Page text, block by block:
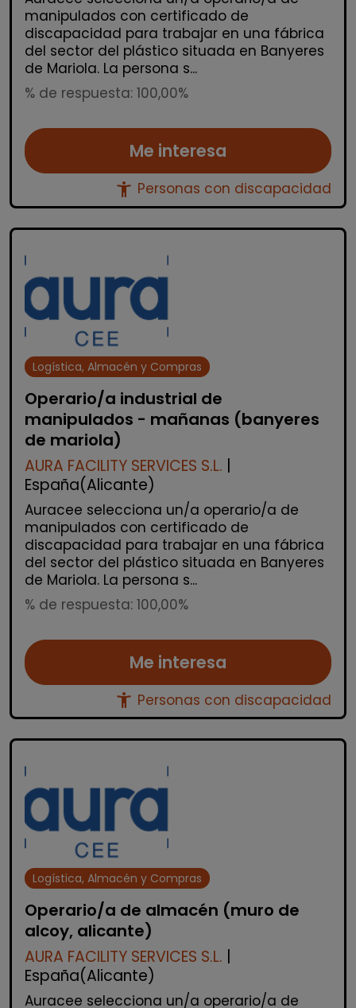
manipulados con certificado de
discapacidad para trabajar en una fábrica
del sector del plástico situada en Banyeres
de Mariola. La persona s...
% de respuesta: 100,00%
Me interesa
accessibility_new Personas con discapacidad
Logística, Almacén y Compras
Operario/a industrial de
manipulados - mañanas (banyeres
de mariola)
AURA FACILITY SERVICES S.L.
España(Alicante)
Auracee selecciona un/a operario/a de
manipulados con certificado de
discapacidad para trabajar en una fábrica
del sector del plástico situada en Banyeres
de Mariola. La persona s...
% de respuesta: 100,00%
Me interesa
accessibility_new Personas con discapacidad
Logística, Almacén y Compras
Operario/a de almacén (muro de
alcoy, alicante)
AURA FACILITY SERVICES S.L. |
España(Alicante)
Auracee selecciona un/a operario/a de